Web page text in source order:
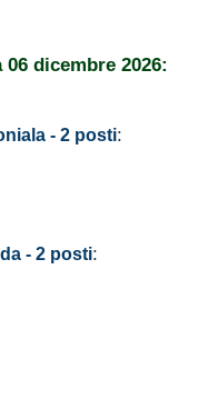
06 dicembre 2026:
- 2 posti:
- 2 posti: